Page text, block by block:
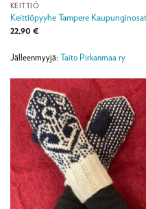
KEITTIÖ
Keittiöpyyhe Tampere Kaupunginosat
22,90 €
Jälleenmyyjä: Taito Pirkanmaa ry